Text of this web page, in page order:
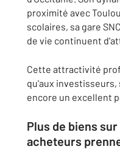
proximité avec
scolaires, sa gare
de vie continuent
Cette attractivité
qu'aux
encore un excellent
Plus de biens
acheteurs